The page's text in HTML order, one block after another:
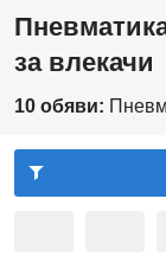
за влекачи
10 обяви: